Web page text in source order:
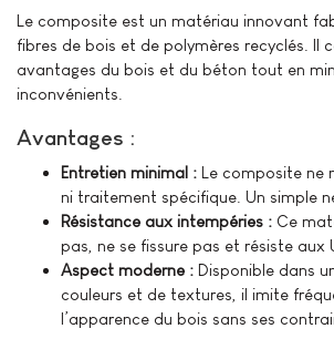
Le composite est un matériau innovant
fibres de bois et de polymères recyclés. Il
avantages du bois et du béton tout en
inconvénients.
Avantages :
Entretien minimal : Le composite ne
ni traitement spécifique. Un simple
Résistance aux intempéries : Ce
pas, ne se fissure pas et résiste aux
Aspect moderne : Disponible dans
couleurs et de textures, il imite
l’apparence du bois sans ses